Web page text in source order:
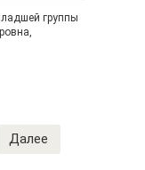
группы
Далее